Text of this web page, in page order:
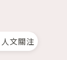
人文關注